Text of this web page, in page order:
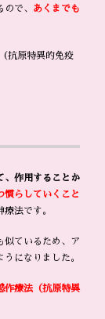
で、
あくまでも
抗原特異的免疫
、作用することか
慣らしていくこと
法です。
似ているため、ア
になりました。
作療法（抗原特異